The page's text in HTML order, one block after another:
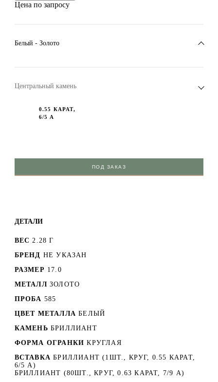
Цена по запросу
Белый - Золото
Центральный камень
0.55 КАРАТ,
6/5 А
ПОД ЗАКАЗ
ДЕТАЛИ
ВЕС 2.28 Г
БРЕНД НЕ УКАЗАН
РАЗМЕР 17.0
МЕТАЛЛ ЗОЛОТО
ПРОБА 585
ЦВЕТ МЕТАЛЛА БЕЛЫЙ
КАМЕНЬ БРИЛЛИАНТ
ФОРМА ОГРАНКИ КРУГЛАЯ
ВСТАВКА БРИЛЛИАНТ (1ШТ., КРУГ, 0.55 КАРАТ,
6/5 А)
БРИЛЛИАНТ (80ШТ., КРУГ, 0.63 КАРАТ, 7/9 А)